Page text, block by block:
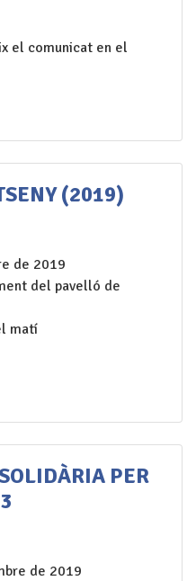
el comunicat en el
(2019)
de 2019
del pavelló de
matí
PER
de 2019